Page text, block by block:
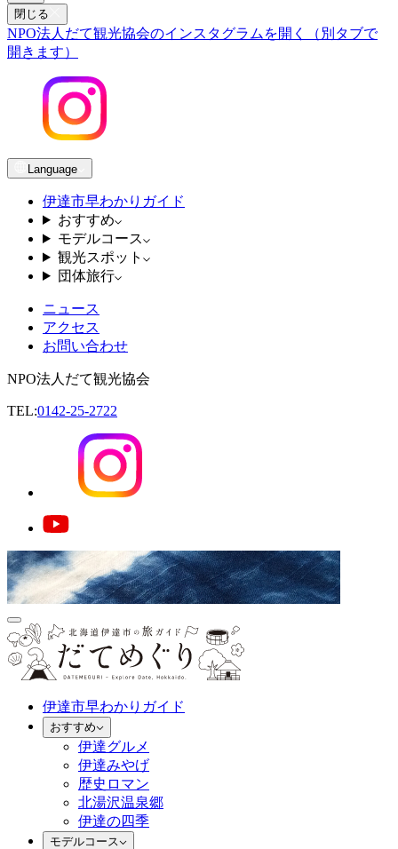
閉じる
NPO法人だて観光協会のインスタグラムを開く（別タブで
開きます）
Language
伊達市早わかりガイド
おすすめ
モデルコース
観光スポット
団体旅行
ニュース
アクセス
お問い合わせ
NPO法人だて観光協会
TEL:0142-25-2722
伊達市早わかりガイド
おすすめ
伊達グルメ
伊達みやげ
歴史ロマン
北湯沢温泉郷
伊達の四季
モデルコース